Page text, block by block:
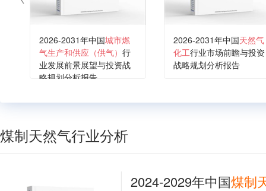
2026-2031年中国城市燃
气生产和供应（供气） 行
业发展前景展望与投资战
略规划分析报告
2026-2031年中国天然气
化工行业市场前瞻与投资
战略规划分析报告
煤制天然气行业分析
2024-2029年中国煤制